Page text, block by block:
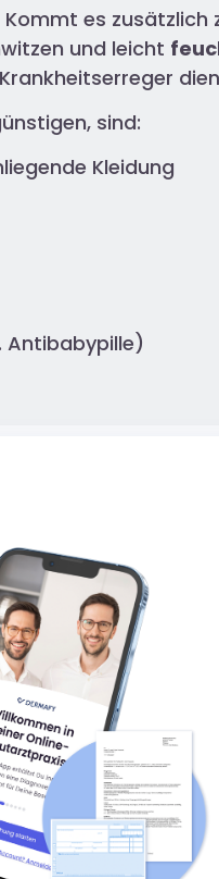
es zusätzlich
und leicht
sind:
Kleidung
Antibabypille)